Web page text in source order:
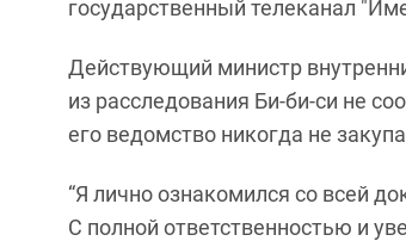
государственный телеканал
Действующий министр
из расследования Би-би-си не
его ведомство никогда не
“Я лично ознакомился со всей
С полной ответственностью и